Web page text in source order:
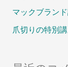
マックブラン
爪切りの特別